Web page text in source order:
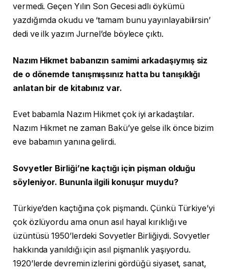
vermedi. Geçen Yılın Son Gecesi adlı öykümü
yazdığımda okudu ve ‘tamam bunu yayınlayabilirsin’
dedi ve ilk yazım Jurnel’de böylece çıktı.
Nazım Hikmet babanızın samimi arkadaşıymış siz
de o dönemde tanışmışsınız hatta bu tanışıklığı
anlatan bir de kitabınız var.
Evet babamla Nazım Hikmet çok iyi arkadaştılar.
Nazım Hikmet ne zaman Bakü’ye gelse ilk önce bizim
eve babamın yanına gelirdi.
Sovyetler Birliği’ne kaçtığı için pişman olduğu
söyleniyor. Bununla ilgili konuşur muydu?
Türkiye’den kaçtığına çok pişmandı. Çünkü Türkiye’yi
çok özlüyordu ama onun asıl hayal kırıklığı ve
üzüntüsü 1950’lerdeki Sovyetler Birliğiydi. Sovyetler
hakkında yanıldığı için asıl pişmanlık yaşıyordu.
1920’lerde devremin izlerini gördüğü siyaset, sanat,